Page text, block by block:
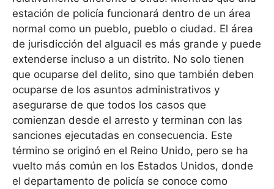
estación de policía funcionará dentro de un área
normal como un pueblo, pueblo o ciudad. El área
de jurisdicción del alguacil es más grande y puede
extenderse incluso a un distrito. No solo tienen
que ocuparse del delito, sino que también deben
ocuparse de los asuntos administrativos y
asegurarse de que todos los casos que
comienzan desde el arresto y terminan con las
sanciones ejecutadas en consecuencia. Este
término se originó en el Reino Unido, pero se ha
vuelto más común en los Estados Unidos, donde
el departamento de policía se conoce como